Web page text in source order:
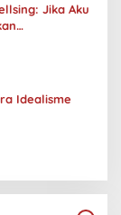
Jika Aku
Idealisme